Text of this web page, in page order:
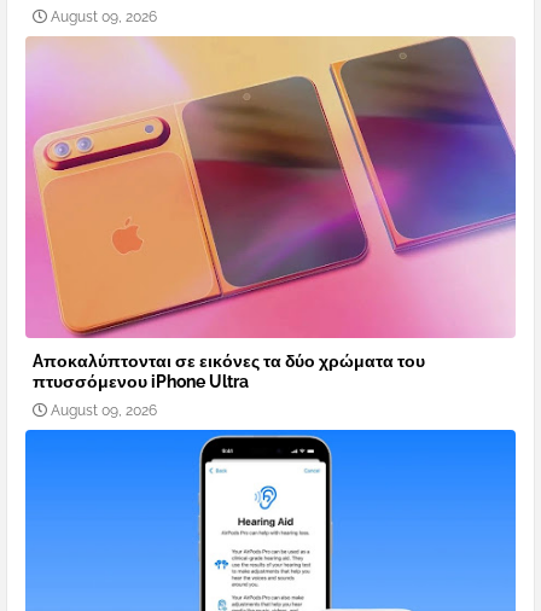
August 09, 2026
Aποκαλύπτονται σε εικόνες τα δύο χρώματα του
πτυσσόμενου iPhone Ultra
August 09, 2026